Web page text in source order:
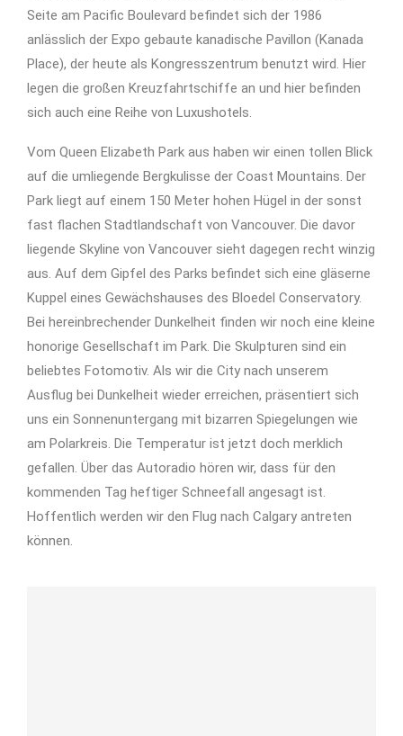
Seite am Pacific Boulevard befindet sich der 1986
anlässlich der Expo gebaute kanadische Pavillon (Kanada
Place), der heute als Kongresszentrum benutzt wird. Hier
legen die großen Kreuzfahrtschiffe an und hier befinden
sich auch eine Reihe von Luxushotels.
Vom Queen Elizabeth Park aus haben wir einen tollen Blick
auf die umliegende Bergkulisse der Coast Mountains. Der
Park liegt auf einem 150 Meter hohen Hügel in der sonst
fast flachen Stadtlandschaft von Vancouver. Die davor
liegende Skyline von Vancouver sieht dagegen recht winzig
aus. Auf dem Gipfel des Parks befindet sich eine gläserne
Kuppel eines Gewächshauses des Bloedel Conservatory.
Bei hereinbrechender Dunkelheit finden wir noch eine kleine
honorige Gesellschaft im Park. Die Skulpturen sind ein
beliebtes Fotomotiv. Als wir die City nach unserem
Ausflug bei Dunkelheit wieder erreichen, präsentiert sich
uns ein Sonnenuntergang mit bizarren Spiegelungen wie
am Polarkreis. Die Temperatur ist jetzt doch merklich
gefallen. Über das Autoradio hören wir, dass für den
kommenden Tag heftiger Schneefall angesagt ist.
Hoffentlich werden wir den Flug nach Calgary antreten
können.